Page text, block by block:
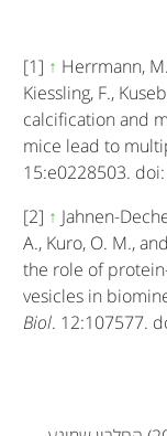
[1] ↑ Herrmann,
Kiessling, F.,
calcification and
mice lead to
15:e0228503.
[2] ↑ Jahnen-
A., Kuro, O. M.,
the role of
vesicles in
Biol. 12:107577.